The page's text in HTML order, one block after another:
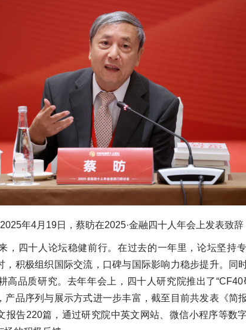
2025年4月19日，蔡昉在2025·金融四十人年会上发表致辞
，四十人论坛稳健前行。在过去的一年里，论坛坚持
，积极组织国际交流，口碑与国际影响力稳步提升。同
高品质研究。去年年会上，四十人研究院推出了“CF40
产品序列与展示方式进一步丰富，截至目前共发表《简
报告220篇，通过研究院中英文网站、微信小程序等数